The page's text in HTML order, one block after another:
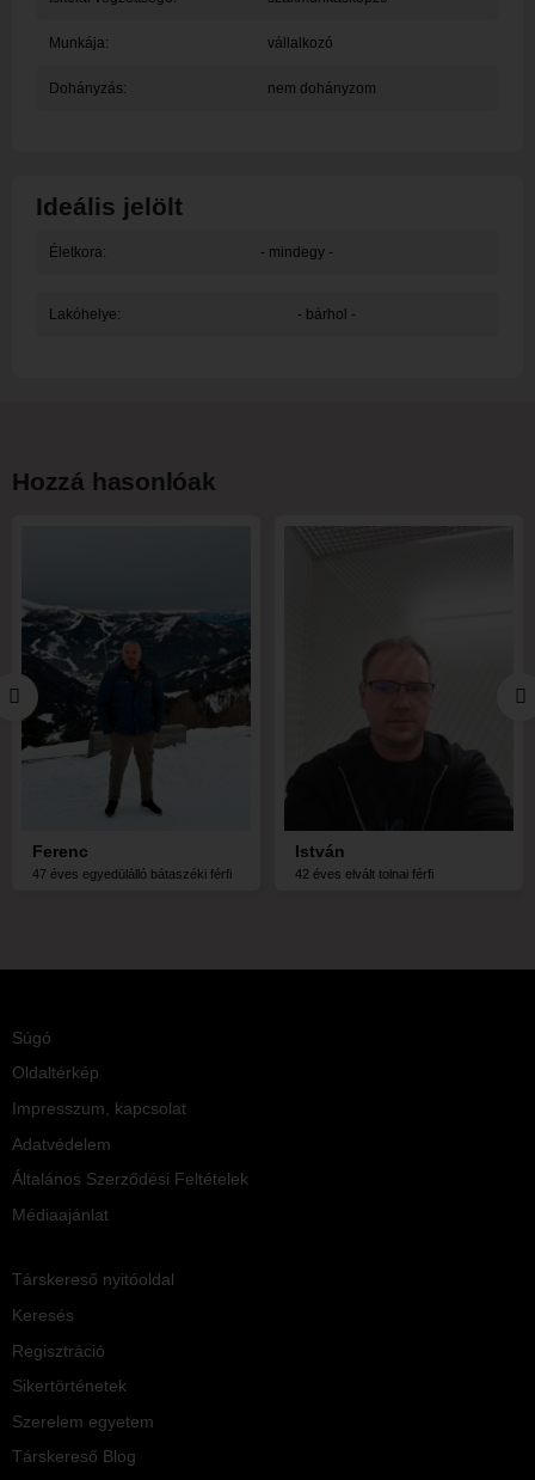
Munkája: vállalkozó
Dohányzás: nem dohányzom
Ideális jelölt
Életkora: - mindegy -
Lakóhelye: - bárhol -
Hozzá hasonlóak
Ferenc
47 éves egyedülálló bátaszéki férfi
István
42 éves elvált tolnai férfi
Súgó
Oldaltérkép
Impresszum, kapcsolat
Adatvédelem
Általános Szerződési Feltételek
Médiaajánlat
Társkereső nyitóoldal
Keresés
Regisztráció
Sikertörténetek
Szerelem egyetem
Társkereső Blog